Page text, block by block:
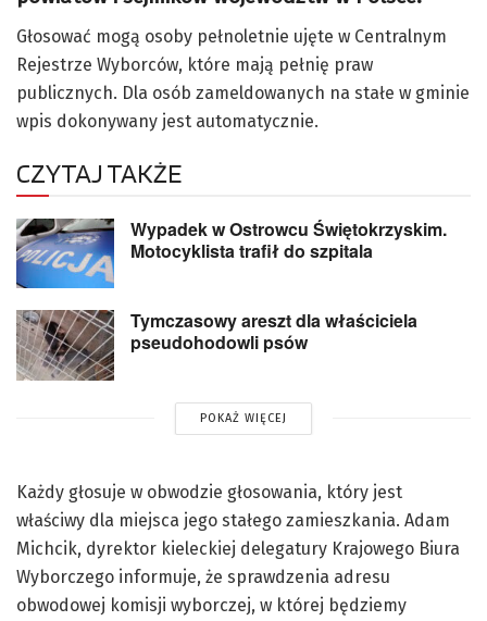
Głosować mogą osoby pełnoletnie ujęte w Centralnym
Rejestrze Wyborców, które mają pełnię praw
publicznych. Dla osób zameldowanych na stałe w gminie
wpis dokonywany jest automatycznie.
CZYTAJ TAKŻE
Wypadek w Ostrowcu Świętokrzyskim.
Motocyklista trafił do szpitala
Tymczasowy areszt dla właściciela
pseudohodowli psów
POKAŻ WIĘCEJ
Każdy głosuje w obwodzie głosowania, który jest
właściwy dla miejsca jego stałego zamieszkania. Adam
Michcik, dyrektor kieleckiej delegatury Krajowego Biura
Wyborczego informuje, że sprawdzenia adresu
obwodowej komisji wyborczej, w której będziemy